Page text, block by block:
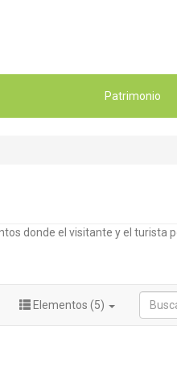
Patrimonio
donde el visitante y el turista
Elementos (5)